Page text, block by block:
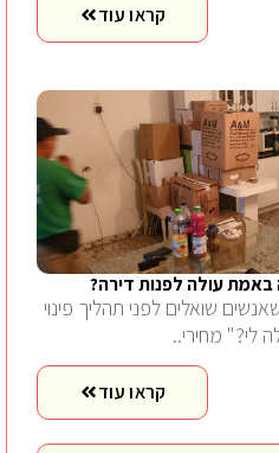
קראו עוד
שואלים לפני תהליך פינוי
לי?" מחירי..
קראו עוד